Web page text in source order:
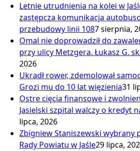
Letnie utrudnienia na kolei w
zastępcza komunikacja
przebudowy linii 1087 sierpnia,
Omal nie doprowadził do
przy ulicy Metzgera. Łukasz G.
2026
Ukradł rower, zdemolował
Grozi mu do 10 lat więzienia31
Ostre cięcia finansowe i
Jasielski szpital walczy o kredyt
lipca, 2026
Zbigniew Staniszewski wybrany
Rady Powiatu w Jaśle29 lipca,